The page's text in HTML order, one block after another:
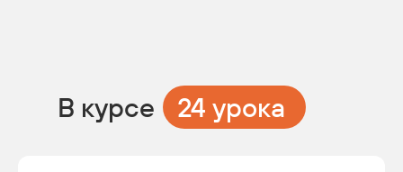
24 урока
В курсе